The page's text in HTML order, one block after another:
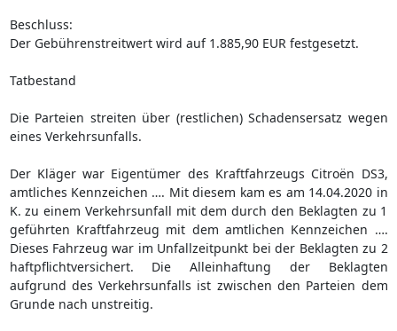
Beschluss:
Der Gebührenstreitwert wird auf 1.885,90 EUR festgesetzt.
Tatbestand
Die Parteien streiten über (restlichen) Schadensersatz wegen
eines Verkehrsunfalls.
Der Kläger war Eigentümer des Kraftfahrzeugs Citroën DS3,
amtliches Kennzeichen …. Mit diesem kam es am 14.04.2020 in
K. zu einem Verkehrsunfall mit dem durch den Beklagten zu 1
geführten Kraftfahrzeug mit dem amtlichen Kennzeichen ….
Dieses Fahrzeug war im Unfallzeitpunkt bei der Beklagten zu 2
haftpflichtversichert. Die Alleinhaftung der Beklagten
aufgrund des Verkehrsunfalls ist zwischen den Parteien dem
Grunde nach unstreitig.